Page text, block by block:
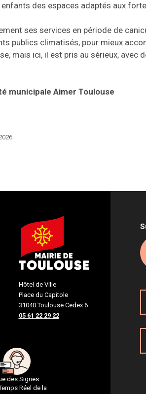
des espaces adaptés aux
ses services en période de
publics climatisés, pour mieux
mais ici, il est pris au sérieux, avec
municipale Aimer Toulouse
Hôtel de Ville
Place du Capitole
31040 Toulouse Cedex 6
05 61 22 29 22
des Signes
Réel de la